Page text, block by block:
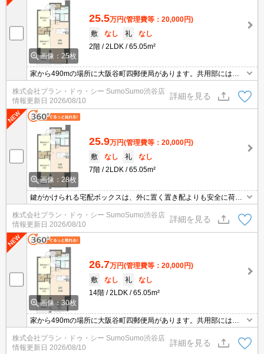
画像：25枚
25.5万円(管理費等：20,000円)
敷
なし 礼
なし
2階
2LDK 65.05m²
家から490mの場所に大阪谷町四郵便局があります。共用部には宅
る必要がありません。室内設備は浴室乾燥機・洗面化粧台・食器洗
乾燥機などが揃っており、とても充実しています。お風呂が好きな
方に欠かせない追い炊き機能付き。
株式会社プラン・ドゥ・シー SumoSumo渋谷店
情報更新日 2026/08/10
詳細を見る
画像：28枚
25.9万円(管理費等：20,000円)
敷
なし 礼
なし
7階
2LDK 65.05m²
鍵がかけられる宅配ボックスは、外に置く置き配よりも安全に荷物
の受け取りを行うことができます。室内設備は洗面所独立・浴室乾
燥機・食器洗乾燥機などが揃っているので、快適に過ごしやすいお
部屋になります。セキュリティ面は、TVインターホン・オートロッ
クなど充実しているので、防犯対策もばっちりです。駐輪場付きの
物件です。
株式会社プラン・ドゥ・シー SumoSumo渋谷店
情報更新日 2026/08/10
詳細を見る
画像：30枚
26.7万円(管理費等：20,000円)
敷
なし 礼
なし
14階
2LDK 65.05m²
家から490mの場所に大阪谷町四郵便局があります。共用部には宅
配ボックスが付いているため、荷物の受け取りのために早く帰宅す
る必要がありません。室内設備は浴室乾燥機・洗面化粧台・食器洗
乾燥機などが揃っており、とても充実しています。お風呂が好きな
株式会社プラン・ドゥ・シー SumoSumo渋谷店
情報更新日 2026/08/10
詳細を見る